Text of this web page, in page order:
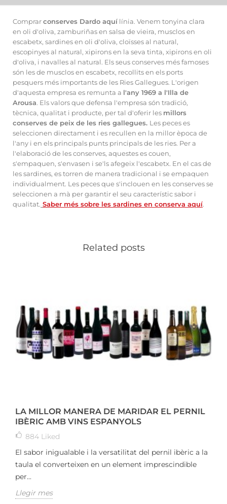
Comprarconserves Dardo aquí línia. Venem tonyina clara
en oli d'oliva, zamburiñas en salsa de vieira, musclos en
escabetx, sardines en oli d'oliva, cloïsses al natural,
escopinyes al natural, xipirons en la seva tinta, xipirons en oli
d'oliva, i navalles al natural. Els seus conserves més famoses
són les de musclos en escabetx, recollits en els ports
pesquers més importants de les Ries Gallegues. L'origen
d'aquesta empresa es remunta a l'any 1969 a l'Illa de
Arousa. Els valors que defensa l'empresa són tradició,
tècnica, qualitat i producte, per tal d'oferir les millors
conserves de peix de les ries gallegues. Les peces es
seleccionen directament i es recullen en la millor època de
l'any i en els principals punts principals de les ries. Per a
l'elaboració de les conserves, aquestes es couen,
s'empaquen, s'envasen i se'ls afegeix l'escabetx. En el cas de
les sardines, es torren de manera tradicional i se empaquen
individualment. Les peces que s'inclouen en les conserves se
seleccionen a mà per garantir el seu característic sabor i
qualitat. Saber més sobre les sardines en conserva aquí.
Related posts
LA MILLOR MANERA DE MARIDAR EL PERNIL
IBÈRIC AMB VINS ESPANYOLS
884 Liked
El sabor inigualable i la versatilitat del pernil ibèric a la
taula el converteixen en un element imprescindible
per...
Llegir mes